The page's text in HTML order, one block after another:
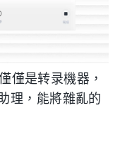
僅是转录機器，
理，能將雜亂的